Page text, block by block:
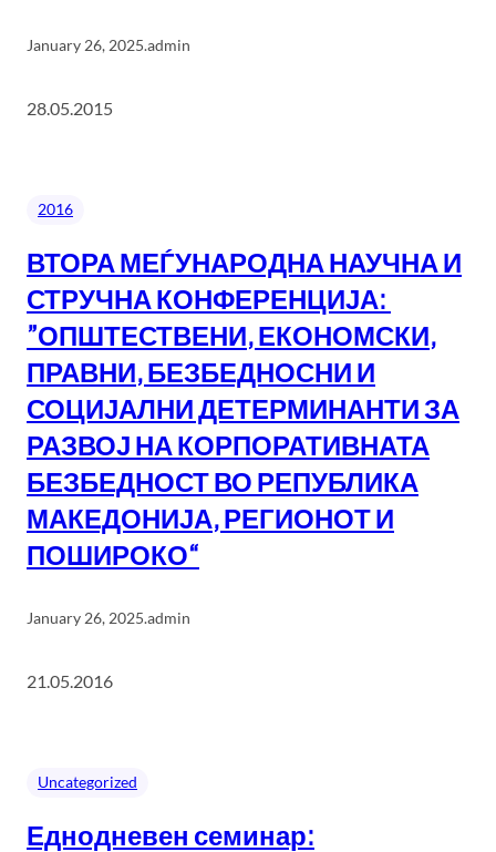
January 26, 2025.admin
28.05.2015
2016
ВТОРА МЕЃУНАРОДНА НАУЧНА И
СТРУЧНА КОНФЕРЕНЦИЈА:
”ОПШТЕСТВЕНИ, ЕКОНОМСКИ,
ПРАВНИ, БЕЗБЕДНОСНИ И
СОЦИЈАЛНИ ДЕТЕРМИНАНТИ ЗА
РАЗВОЈ НА КОРПОРАТИВНАТА
БЕЗБЕДНОСТ ВО РЕПУБЛИКА
МАКЕДОНИЈА, РЕГИОНОТ И
ПОШИРОКО“
January 26, 2025.admin
21.05.2016
Uncategorized
Еднодневен семинар: